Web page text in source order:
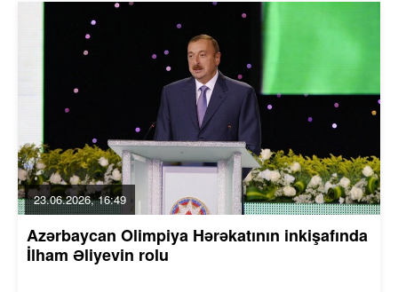
23.06.2026, 16:49
Azərbaycan Olimpiya Hərəkatının inkişafında
İlham Əliyevin rolu